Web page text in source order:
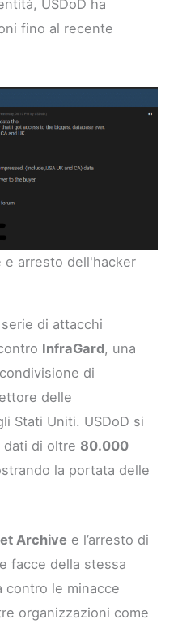
USDoD ha
fino al recente
e arresto dell'hacker
di attacchi
InfraGard, una
di
delle
Stati Uniti. USDoD si
dati di oltre 80.000
la portata delle
Archive e l’arresto di
facce della stessa
contro le minacce
organizzazioni come